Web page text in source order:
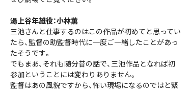
湯上谷年雄役：小林薫
三池さんと仕事するのはこの作品が初めてと思ってい
たら、監督の助監督時代に一度ご一緒したことがあっ
たそうです。
でもまあ、それも随分昔の話で、三池作品となれば初
参加ということには変わりありません。
監督はあの風貌ですから、怖い現場になるのではと緊